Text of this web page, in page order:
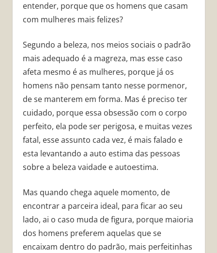
entender, porque que os homens que casam
com mulheres mais felizes?
Segundo a beleza, nos meios sociais o padrão
mais adequado é a magreza, mas esse caso
afeta mesmo é as mulheres, porque já os
homens não pensam tanto nesse pormenor,
de se manterem em forma. Mas é preciso ter
cuidado, porque essa obsessão com o corpo
perfeito, ela pode ser perigosa, e muitas vezes
fatal, esse assunto cada vez, é mais falado e
esta levantando a auto estima das pessoas
sobre a beleza vaidade e autoestima.
Mas quando chega aquele momento, de
encontrar a parceira ideal, para ficar ao seu
lado, ai o caso muda de figura, porque maioria
dos homens preferem aquelas que se
encaixam dentro do padrão, mais perfeitinhas